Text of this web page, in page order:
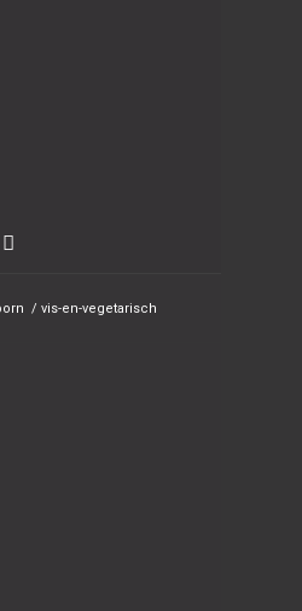
/ vis-en-vegetarisch